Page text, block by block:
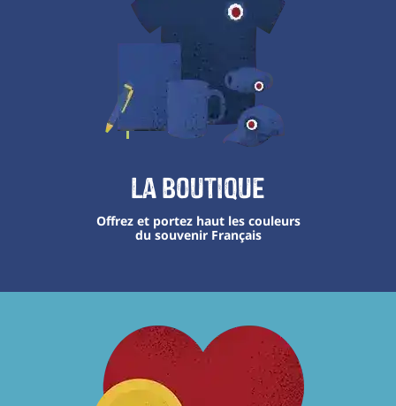
La boutique
Offrez et portez haut les couleurs
du souvenir Français